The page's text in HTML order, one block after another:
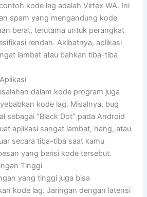
kode lag adalah Virtex WA. Ini
spam yang mengandung kode
berat, terutama untuk perangkat
rendah. Akibatnya, aplikasi
lambat atau bahkan tiba-tiba
dalam kode program juga
kode lag. Misalnya, bug
sebagai “Black Dot” pada Android
aplikasi sangat lambat, hang, atau
secara tiba-tiba saat kamu
yang berisi kode tersebut.
Tinggi
yang tinggi juga bisa
kode lag. Jaringan dengan latensi